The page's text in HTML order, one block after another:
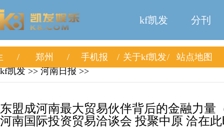
kf凯发 分刊
郑州 手机报 关于kf凯发
站点地图
kf凯发 >> 河南日报 >>
东盟成河南最大贸易伙伴背后的金融力量
河南国际投资贸易洽谈会 投聚中原 洽在